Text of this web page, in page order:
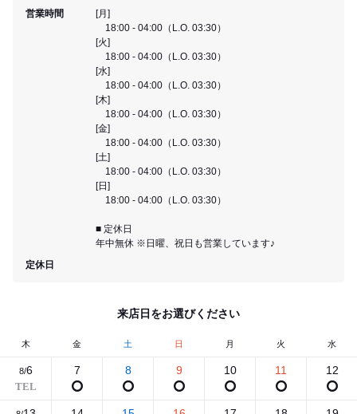
営業時間
[月]
18:00 - 04:00（L.O. 03:30）
[火]
18:00 - 04:00（L.O. 03:30）
[水]
18:00 - 04:00（L.O. 03:30）
[木]
18:00 - 04:00（L.O. 03:30）
[金]
18:00 - 04:00（L.O. 03:30）
[土]
18:00 - 04:00（L.O. 03:30）
[日]
18:00 - 04:00（L.O. 03:30）
■ 定休日
年中無休 ※日曜、祝日も営業しています♪
定休日
来店日をお選びください
木 金 土 日 月 火 水
8/6 7 8 9 10 11 12